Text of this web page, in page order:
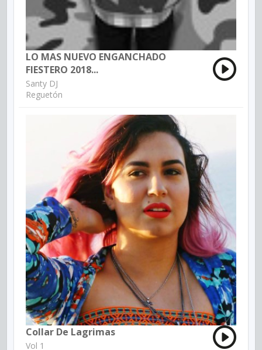
LO MAS NUEVO ENGANCHADO
FIESTERO 2018...
Santy DJ
Reguetón
Collar De Lagrimas
Vol 1